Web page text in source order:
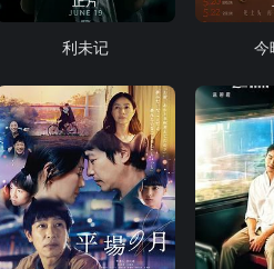
利未记 今